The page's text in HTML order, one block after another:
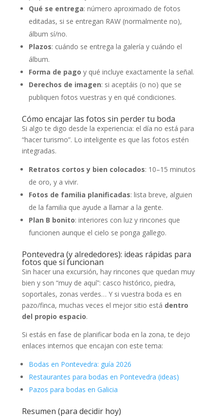
Qué se entrega: número aproximado de fotos
editadas, si se entregan RAW (normalmente no),
álbum sí/no.
Plazos: cuándo se entrega la galería y cuándo el
álbum.
Forma de pago y qué incluye exactamente la señal.
Derechos de imagen: si aceptáis (o no) que se
publiquen fotos vuestras y en qué condiciones.
Cómo encajar las fotos sin perder tu boda
Si algo te digo desde la experiencia: el día no está para
“hacer turismo”. Lo inteligente es que las fotos estén
integradas.
Retratos cortos y bien colocados: 10–15 minutos
de oro, y a vivir.
Fotos de familia planificadas: lista breve, alguien
de la familia que ayude a llamar a la gente.
Plan B bonito: interiores con luz y rincones que
funcionen aunque el cielo se ponga gallego.
Pontevedra (y alrededores): ideas rápidas para
fotos que sí funcionan
Sin hacer una excursión, hay rincones que quedan muy
bien y son “muy de aquí”: casco histórico, piedra,
soportales, zonas verdes… Y si vuestra boda es en
pazo/finca, muchas veces el mejor sitio está dentro
del propio espacio.
Si estás en fase de planificar boda en la zona, te dejo
enlaces internos que encajan con este tema:
Bodas en Pontevedra: guía 2026
Restaurantes para bodas en Pontevedra (ideas)
Pazos para bodas en Galicia
Resumen (para decidir hoy)